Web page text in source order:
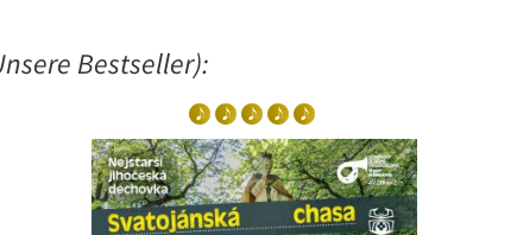
Bestseller):